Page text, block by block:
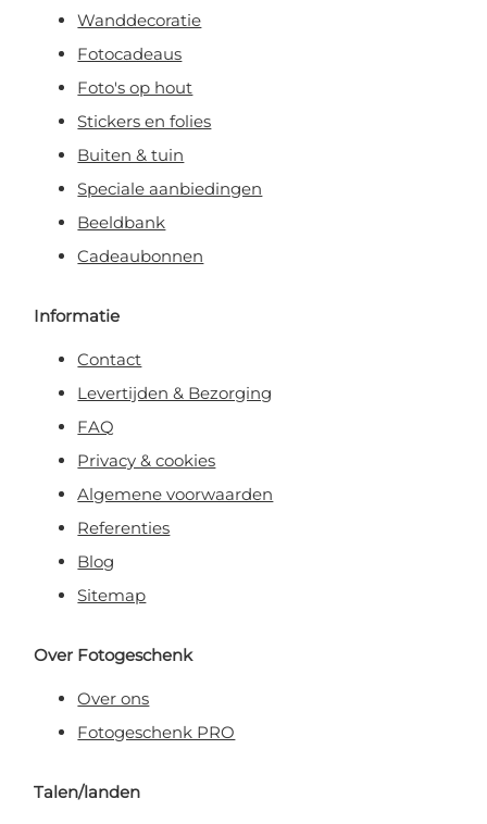
Wanddecoratie
Fotocadeaus
Foto's op hout
Stickers en folies
Buiten & tuin
Speciale aanbiedingen
Beeldbank
Cadeaubonnen
Informatie
Contact
Levertijden & Bezorging
FAQ
Privacy & cookies
Algemene voorwaarden
Referenties
Blog
Sitemap
Over Fotogeschenk
Over ons
Fotogeschenk PRO
Talen/landen